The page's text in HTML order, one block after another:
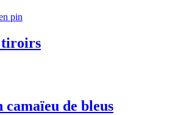
tiroirs
camaïeu de bleus